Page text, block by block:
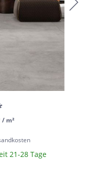
/ m²
21-28 Tage